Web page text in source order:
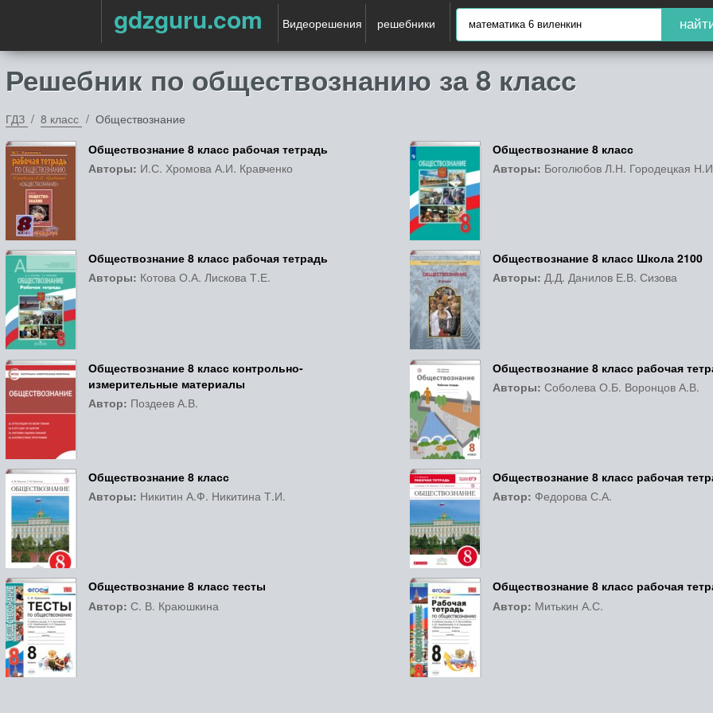
gdzguru.com Видеорешения решебники
Решебник по обществознанию за 8 класс
ГДЗ 8 класс
Обществознание
Обществознание 8 класс рабочая тетрадь
Авторы: И.С. Хромова А.И. Кравченко
Обществознание 8 класс
Авторы: Боголюбов Л.Н. Городецкая
Обществознание 8 класс рабочая тетрадь
Авторы: Котова О.А. Лискова Т.Е.
Обществознание 8 класс Школа 2100
Авторы:Д.Д. Данилов Е.В. Сизова
Обществознание 8 класс контрольно-
измерительные материалы
Автор: Поздеев А.В.
Обществознание 8 класс рабочая
Авторы:Соболева О.Б. Воронцов А.В.
Обществознание 8 класс
Авторы: Никитин А.Ф. Никитина Т.И.
Обществознание 8 класс рабочая
Автор: Федорова С.А.
Обществознание 8 класс тесты
Автор: С. В. Краюшкина
Обществознание 8 класс рабочая
Автор: Митькин А.С.